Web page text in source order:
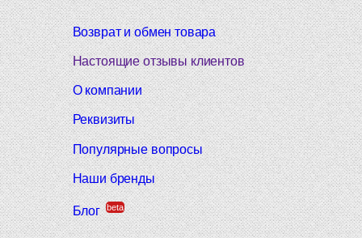
Возврат и обмен товара
Настоящие отзывы клиентов
О компании
Реквизиты
Популярные вопросы
Наши бренды
Блог beta